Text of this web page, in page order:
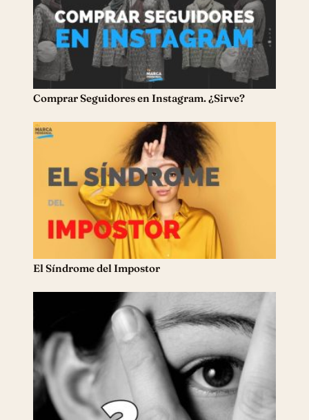
Comprar Seguidores en Instagram. ¿Sirve?
El Síndrome del Impostor